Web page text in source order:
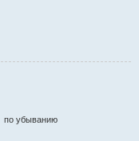
по убыванию